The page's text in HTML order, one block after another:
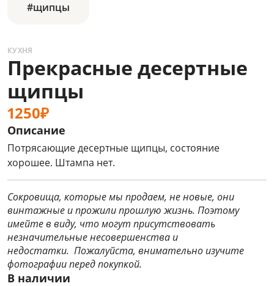
#щипцы
КУХНЯ
Прекрасные десертные
щипцы
1250₽
Описание
Потрясающие десертные щипцы, состояние
хорошее. Штампа нет.
Сокровища, которые мы продаем, не новые, они
винтажные и прожили прошлую жизнь. Поэтому
имейте в виду, что могут присутствовать
незначительные несовершенства и
недостатки. Пожалуйста, внимательно изучите
фотографии перед покупкой.
В наличии